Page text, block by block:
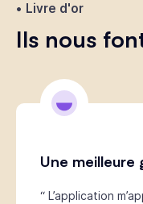
Livre d'or
Ils nous
Une meilleure
“ L’application